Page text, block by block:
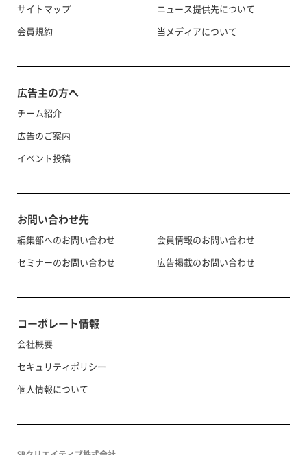
サイトマップ
会員規約
ニュース提供先について
当メディアについて
広告主の方へ
チーム紹介
広告のご案内
イベント投稿
お問い合わせ先
編集部へのお問い合わせ
セミナーのお問い合わせ
会員情報のお問い合わせ
広告掲載のお問い合わせ
コーポレート情報
会社概要
セキュリティポリシー
個人情報について